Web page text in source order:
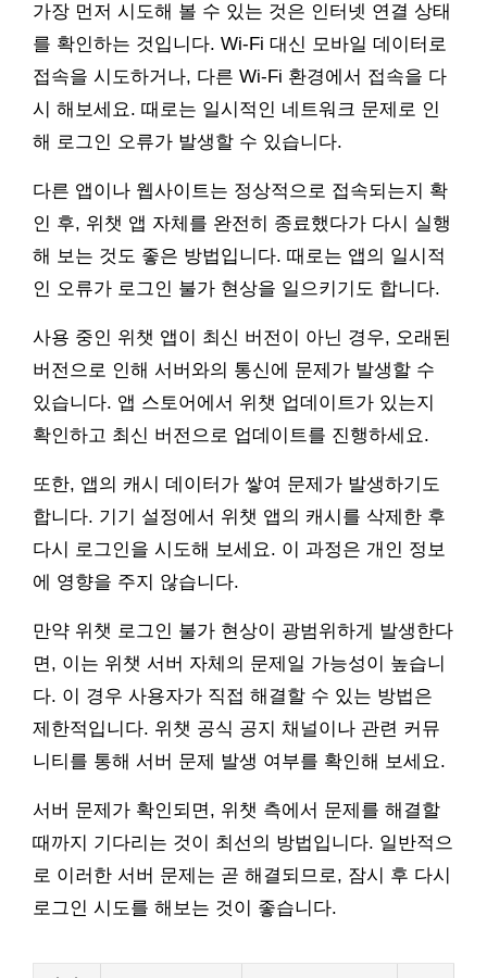
가장 먼저 시도해 볼 수 있는 것은 인터넷 연결 상태
를 확인하는 것입니다. Wi-Fi 대신 모바일 데이터로
접속을 시도하거나, 다른 Wi-Fi 환경에서 접속을 다
시 해보세요. 때로는 일시적인 네트워크 문제로 인
해 로그인 오류가 발생할 수 있습니다.
다른 앱이나 웹사이트는 정상적으로 접속되는지 확
인 후, 위챗 앱 자체를 완전히 종료했다가 다시 실행
해 보는 것도 좋은 방법입니다. 때로는 앱의 일시적
인 오류가 로그인 불가 현상을 일으키기도 합니다.
사용 중인 위챗 앱이 최신 버전이 아닌 경우, 오래된
버전으로 인해 서버와의 통신에 문제가 발생할 수
있습니다. 앱 스토어에서 위챗 업데이트가 있는지
확인하고 최신 버전으로 업데이트를 진행하세요.
또한, 앱의 캐시 데이터가 쌓여 문제가 발생하기도
합니다. 기기 설정에서 위챗 앱의 캐시를 삭제한 후
다시 로그인을 시도해 보세요. 이 과정은 개인 정보
에 영향을 주지 않습니다.
만약 위챗 로그인 불가 현상이 광범위하게 발생한다
면, 이는 위챗 서버 자체의 문제일 가능성이 높습니
다. 이 경우 사용자가 직접 해결할 수 있는 방법은
제한적입니다. 위챗 공식 공지 채널이나 관련 커뮤
니티를 통해 서버 문제 발생 여부를 확인해 보세요.
서버 문제가 확인되면, 위챗 측에서 문제를 해결할
때까지 기다리는 것이 최선의 방법입니다. 일반적으
로 이러한 서버 문제는 곧 해결되므로, 잠시 후 다시
로그인 시도를 해보는 것이 좋습니다.